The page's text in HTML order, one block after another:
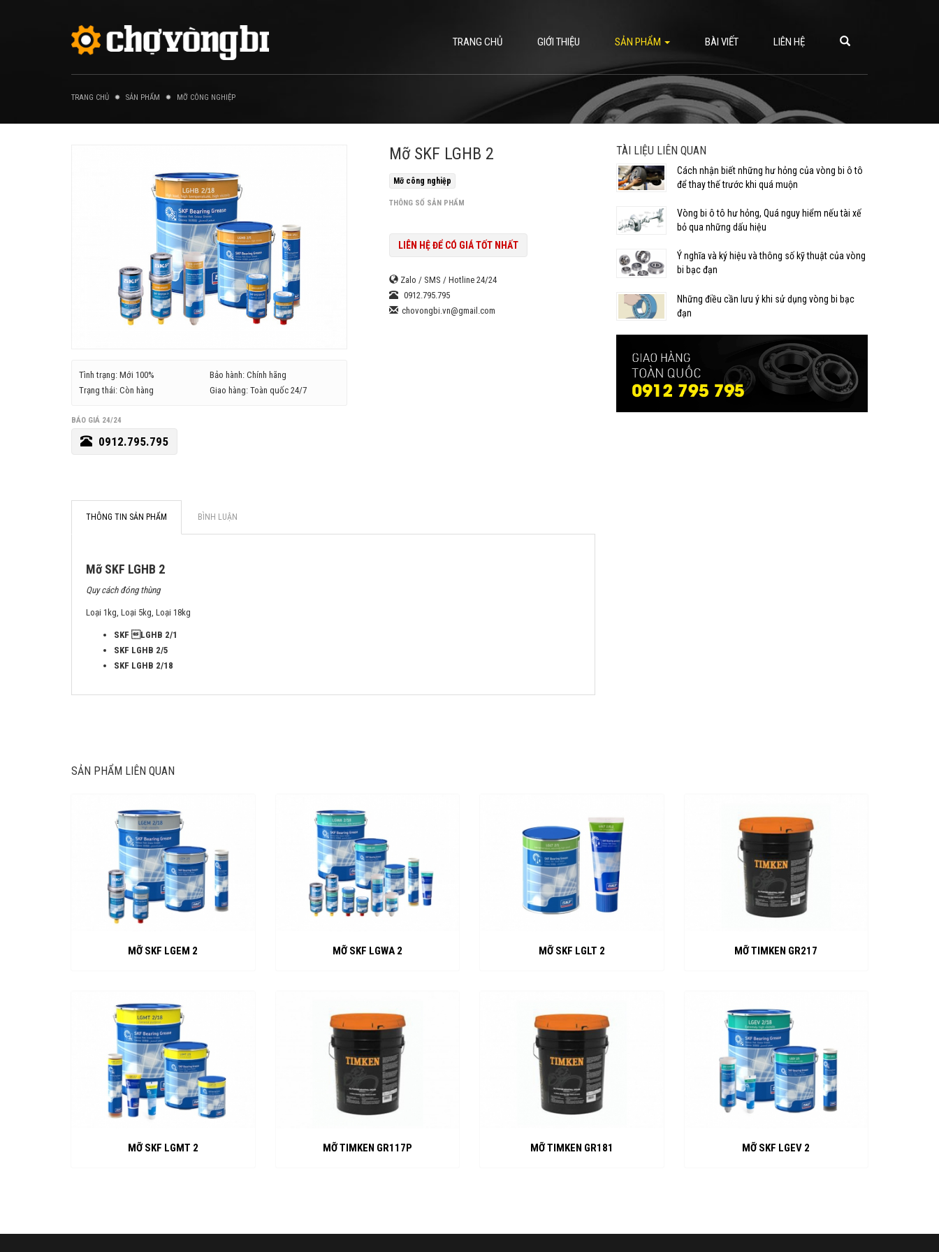
TRANG CHỦ GIỚI THIỆU SẢN PHẨM BÀI VIẾT LIÊN HỆ
TRANG CHỦ SẢN PHẨM MỠ CÔNG NGHIỆP
Tình trạng: Mới 100%
Bảo hành: Chính hãng
Trạng thái: Còn hàng
Giao hàng: Toàn quốc 24/7
BÁO GIÁ 24/24
0912.795.795
Mỡ SKF LGHB 2
Mỡ công nghiệp
THÔNG SỐ SẢN PHẨM
LIÊN HỆ ĐỂ CÓ GIÁ TỐT NHẤT
Zalo / SMS / Hotline 24/24
0912.795.795
chovongbi.vn@gmail.com
THÔNG TIN SẢN PHẨM BÌNH LUẬN
Mỡ SKF LGHB 2
Quy cách đóng thùng
Loại 1kg, Loại 5kg, Loại 18kg
SKF LGHB 2/1
SKF LGHB 2/5
SKF LGHB 2/18
TÀI LIỆU LIÊN QUAN
Cách nhận biết những hư hỏng của vòng bi ô tô
để thay thế trước khi quá muộn
Vòng bi ô tô hư hỏng, Quá nguy hiểm nếu tài xế
bỏ qua những dấu hiệu
Ý nghĩa và ký hiệu và thông số kỹ thuật của vòng
bi bạc đạn
Những điều cần lưu ý khi sử dụng vòng bi bạc
đạn
SẢN PHẨM LIÊN QUAN
MỠ SKF LGEM 2 MỠ SKF LGWA 2 MỠ SKF LGLT 2 MỠ TIMKEN GR217
MỠ SKF LGMT 2 MỠ TIMKEN GR117P MỠ TIMKEN GR181 MỠ SKF LGEV 2